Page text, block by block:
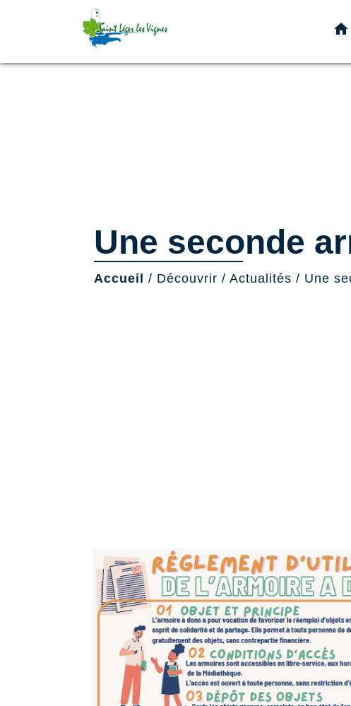
home
Une seconde
Accueil / Découvrir / Actualités / Une